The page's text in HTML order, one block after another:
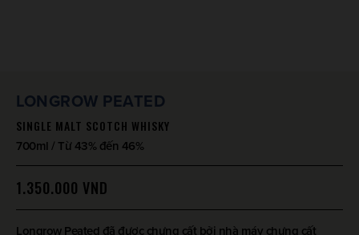
LONGROW PEATED
SINGLE MALT SCOTCH WHISKY
700ml / Từ 43% đến 46%
1.350.000 VND
Longrow Peated đã được chưng cất bởi nhà máy chưng cất